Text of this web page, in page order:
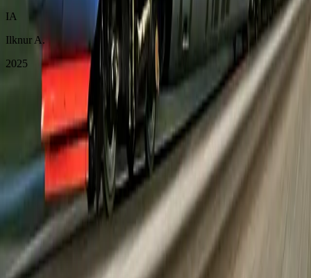
IA
Ilknur A.
2025
Bu Fırsatı Kaçırmayın
SAPSAN HIZLI TRENİ İLE MOSKOVA & PETERSBURG -
KUTUP YILDIZI turumuz hakkında detaylı bilgi almak ve yerinizi
ayırtmak için hemen formu doldurun.
SAPSAN HIZLI TRENİ İLE MOSKOVA & PETERSBURG -
KUTUP YILDIZI turlarımız hakkında detaylı bilgi ve rezervasyon
için iletişim bilgilerinizi bırakın, sizi arayalım.